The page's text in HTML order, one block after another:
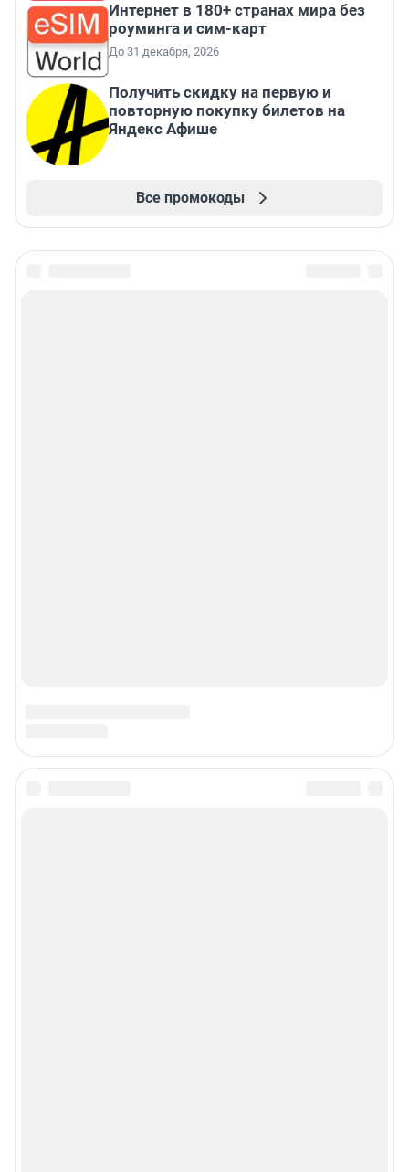
Интернет в 180+ странах мира без
роуминга и сим-карт
До 31 декабря, 2026
Получить скидку на первую и
повторную покупку билетов на
Яндекс Афише
Все промокоды